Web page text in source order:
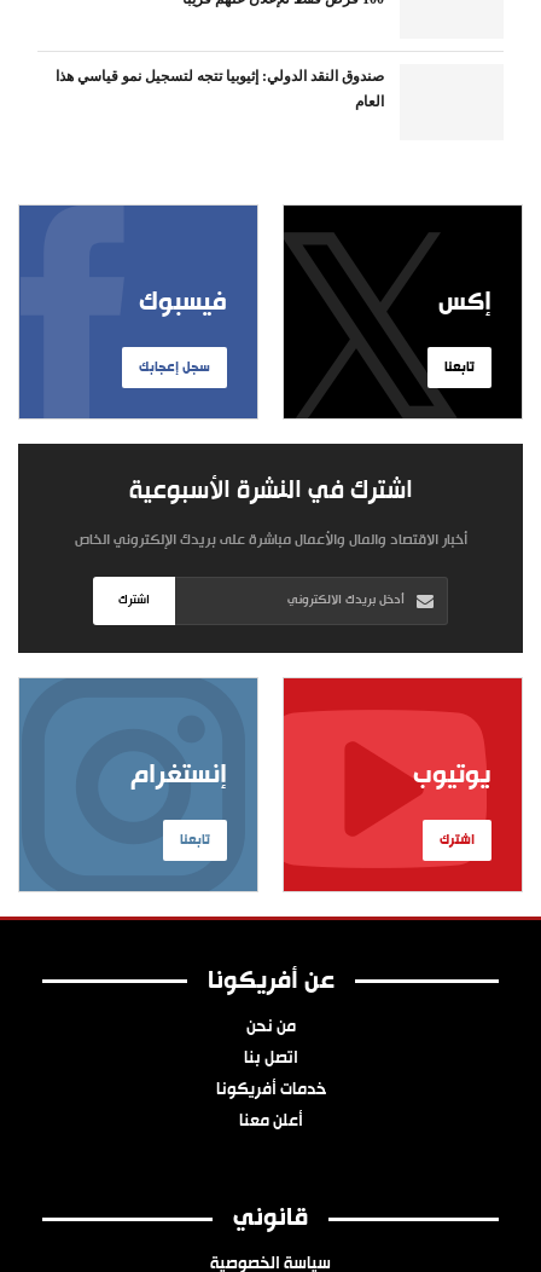
صندوق النقد الدولي: إثيوبيا تتجه لتسجيل نمو قياسي هذا
العام
فيسبوك
سجل إعجابك
إكس
تابعنا
اشترك في النشرة الأسبوعية
أخبار الاقتصاد والمال والأعمال مباشرة على بريدك الإلكتروني الخاص
اشترك
إنستغرام
تابعنا
يوتيوب
اشترك
عن أفريكونا
من نحن
اتصل بنا
خدمات أفريكونا
أعلن معنا
قانوني
سياسة الخصوصية